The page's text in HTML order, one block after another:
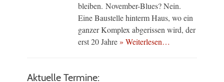
bleiben. November-Blues? Nein.
Eine Baustelle hinterm Haus, wo ein
ganzer Komplex abgerissen wird, der
erst 20 Jahre» Weiterlesen…
Aktuelle Termine: